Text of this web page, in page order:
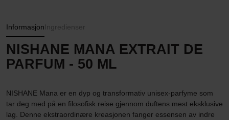
Informasjon Ingredienser
NISHANE MANA EXTRAIT DE
PARFUM - 50 ML
NISHANE Mana er en dyp og transformativ unisex-parfyme som
tar deg med på en filosofisk reise gjennom duftens mest eksklusive
lag. Denne ekstraordinære kreasjonen fanger essensen av indre